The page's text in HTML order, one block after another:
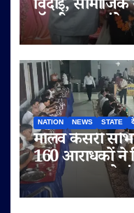
विदाई,
डॉ. बी.आर.
NATION NEWS STATE
मालव केसरी
160 आराधकों ने
तप-आराधना से